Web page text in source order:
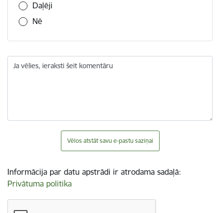
Daļēji
Nē
Ja vēlies, ieraksti šeit komentāru
Vēlos atstāt savu e-pastu saziņai
Informācija par datu apstrādi ir atrodama sadaļā:
Privātuma politika